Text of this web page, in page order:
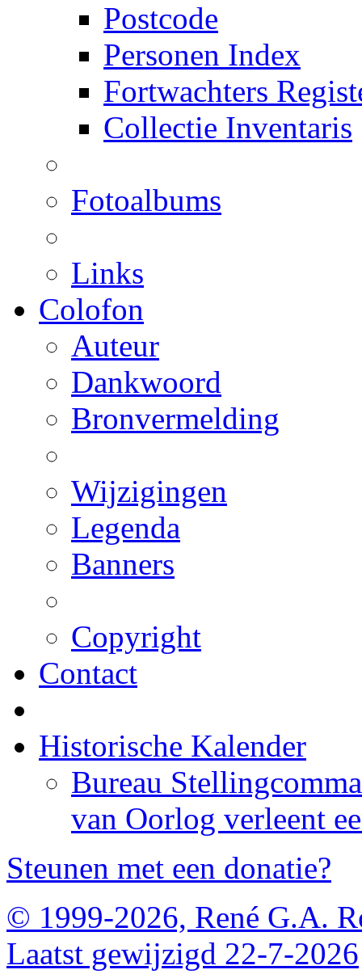
Postcode
Personen Index
Fortwachters
Collectie Inventaris
Fotoalbums
Links
Colofon
Auteur
Dankwoord
Bronvermelding
Wijzigingen
Legenda
Banners
Copyright
Contact
Historische Kalender
Bureau
van Oorlog verleent
Steunen met een donatie?
© 1999-2026, René G.A.
Laatst gewijzigd 22-7-2026